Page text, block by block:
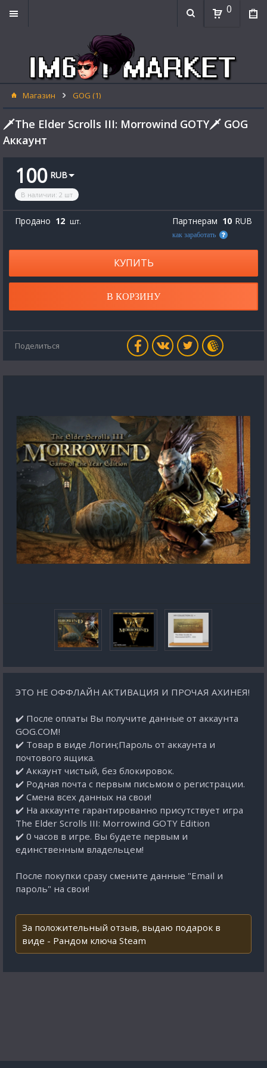
0
Магазин GOG (1)
🗡️The Elder Scrolls III: Morrowind GOTY🗡️ GOG
Аккаунт
100 RUB
В наличии: 2 шт
Продано 12 шт. Партнерам 10 RUB
как заработать
КУПИТЬ
В КОРЗИНУ
Поделиться
ЭТО НЕ ОФФЛАЙН АКТИВАЦИЯ И ПРОЧАЯ АХИНЕЯ!
✔️ После оплаты Вы получите данные от аккаунта
GOG.COM!
✔️ Товар в виде Логин;Пароль от аккаунта и
почтового ящика.
✔️ Аккаунт чистый, без блокировок.
✔️ Родная почта с первым письмом о регистрации.
✔️ Смена всех данных на свои!
✔️ На аккаунте гарантированно присутствует игра
The Elder Scrolls III: Morrowind GOTY Edition
✔️ 0 часов в игре. Вы будете первым и
единственным владельцем!
После покупки сразу смените данные "Email и
пароль" на свои!
За положительный отзыв, выдаю подарок в
виде - Рандом ключа Steam